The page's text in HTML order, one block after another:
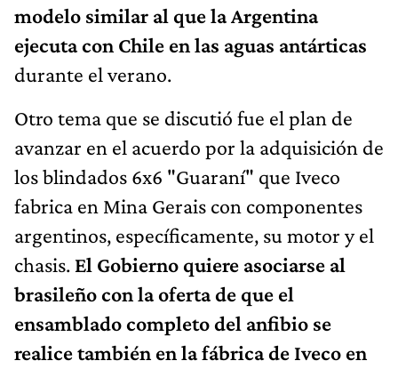
modelo similar al que la Argentina
ejecuta con Chile en las aguas antárticas
durante el verano.
Otro tema que se discutió fue el plan de
avanzar en el acuerdo por la adquisición de
los blindados 6x6 "Guaraní" que Iveco
fabrica en Mina Gerais con componentes
argentinos, específicamente, su motor y el
chasis. El Gobierno quiere asociarse al
brasileño con la oferta de que el
ensamblado completo del anfibio se
realice también en la fábrica de Iveco en